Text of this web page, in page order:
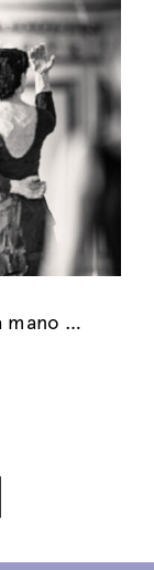
mano …